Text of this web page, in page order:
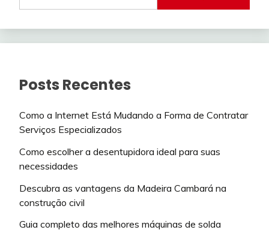
Posts Recentes
Como a Internet Está Mudando a Forma de Contratar
Serviços Especializados
Como escolher a desentupidora ideal para suas
necessidades
Descubra as vantagens da Madeira Cambará na
construção civil
Guia completo das melhores máquinas de solda